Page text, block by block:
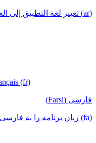
(ar) تغيير لغة التطبيق إلى العربية
(fr)
فارسی (Farsi)
(fa) زبان برنامه را به فارسی تغییر دهید